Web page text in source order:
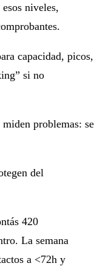
niveles,
capacidad, picos,
si no
miden problemas: se
del
420
La semana
a <72h y